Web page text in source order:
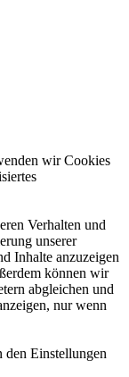
wir Cookies
Verhalten und
unserer
Inhalte anzuzeigen
können wir
abgleichen und
nur wenn
Einstellungen